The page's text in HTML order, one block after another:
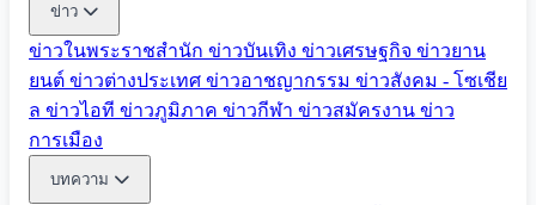
ข่าว
ข่าวในพระราชสำนัก ข่าวบันเทิง ข่าวเศรษฐกิจ ข่าวยาน
ยนต์ ข่าวต่างประเทศ ข่าวอาชญากรรม ข่าวสังคม - โซเชีย
ล ข่าวไอที ข่าวภูมิภาค ข่าวกีฬา ข่าวสมัครงาน ข่าว
การเมือง
บทความ